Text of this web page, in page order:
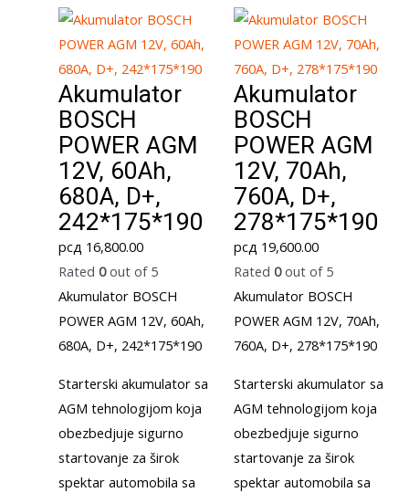
Akumulator
BOSCH
POWER AGM
12V, 60Ah,
680A, D+,
242*175*190
рсд 16,800.00
Rated 0out of 5
Akumulator BOSCH
POWER AGM 12V, 60Ah,
680A, D+, 242*175*190
Starterski akumulator sa
AGM tehnologijom koja
obezbedjuje sigurno
startovanje za širok
spektar automobila sa
Akumulator
BOSCH
POWER AGM
12V, 70Ah,
760A, D+,
278*175*190
рсд 19,600.00
Rated 0out of 5
Akumulator BOSCH
POWER AGM 12V, 70Ah,
760A, D+, 278*175*190
Starterski akumulator sa
AGM tehnologijom koja
obezbedjuje sigurno
startovanje za širok
spektar automobila sa